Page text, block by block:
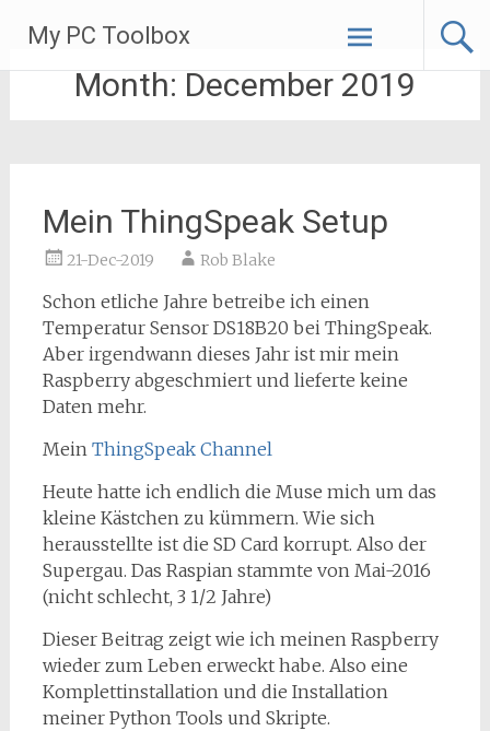
content
My PC Toolbox
Month: December 2019
Mein ThingSpeak Setup
21-Dec-2019 Rob Blake
Schon etliche Jahre betreibe ich einen
Temperatur Sensor DS18B20 bei ThingSpeak.
Aber irgendwann dieses Jahr ist mir mein
Raspberry abgeschmiert und lieferte keine
Daten mehr.
Mein ThingSpeak Channel
Heute hatte ich endlich die Muse mich um das
kleine Kästchen zu kümmern. Wie sich
herausstellte ist die SD Card korrupt. Also der
Supergau. Das Raspian stammte von Mai-2016
(nicht schlecht, 3 1/2 Jahre)
Dieser Beitrag zeigt wie ich meinen Raspberry
wieder zum Leben erweckt habe. Also eine
Komplettinstallation und die Installation
meiner Python Tools und Skripte.